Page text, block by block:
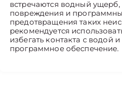
встречаются водный
повреждения и
предотвращения таких
рекомендуется
избегать контакта с водой
программное обеспечение.